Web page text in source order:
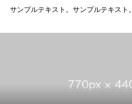
サンプルテキスト。サンプルテキスト。